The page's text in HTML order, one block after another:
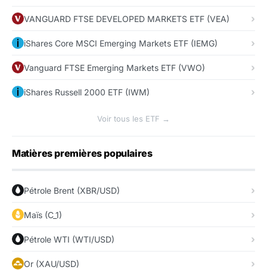
VANGUARD FTSE DEVELOPED MARKETS ETF (VEA)
iShares Core MSCI Emerging Markets ETF (IEMG)
Vanguard FTSE Emerging Markets ETF (VWO)
iShares Russell 2000 ETF (IWM)
Voir tous les ETF →
Matières premières populaires
Pétrole Brent (XBR/USD)
Maïs (C_1)
Pétrole WTI (WTI/USD)
Or (XAU/USD)